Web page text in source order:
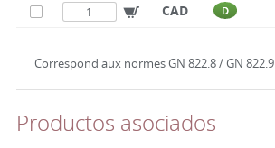
CAD D
Correspond aux normes GN 822.8 / GN 822.9
Productos asociados